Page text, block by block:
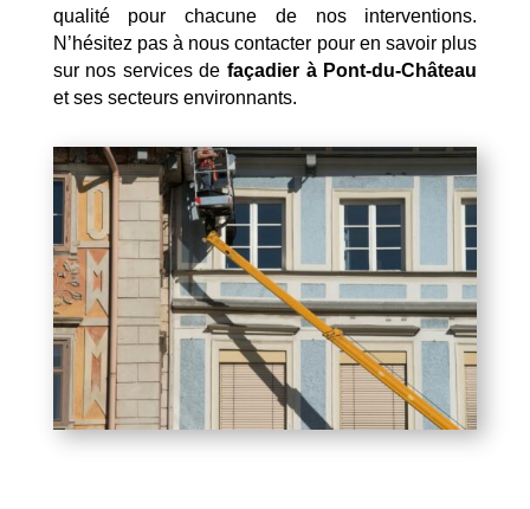
qualité pour chacune de nos interventions.
N’hésitez pas à nous contacter pour en savoir plus
sur nos services defaçadier à Pont-du-Château
et ses secteurs environnants.